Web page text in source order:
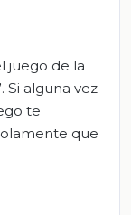
juego de la
Si alguna vez
te
que